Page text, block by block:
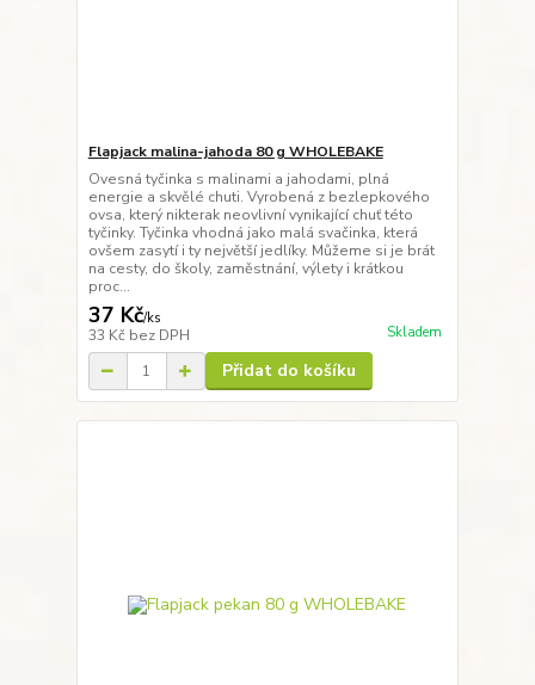
Flapjack malina-jahoda 80 g WHOLEBAKE
Ovesná tyčinka s malinami a jahodami, plná
energie a skvělé chuti. Vyrobená z bezlepkového
ovsa, který nikterak neovlivní vynikající chuť této
tyčinky. Tyčinka vhodná jako malá svačinka, která
ovšem zasytí i ty největší jedlíky. Můžeme si je brát
na cesty, do školy, zaměstnání, výlety i krátkou
proc...
37 Kč/ks
33 Kč bez DPH Skladem
Přidat do košíku